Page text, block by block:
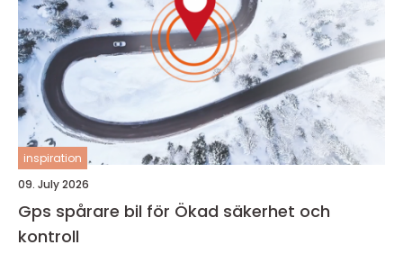
inspiration
09. July 2026
Gps spårare bil för Ökad säkerhet och
kontroll